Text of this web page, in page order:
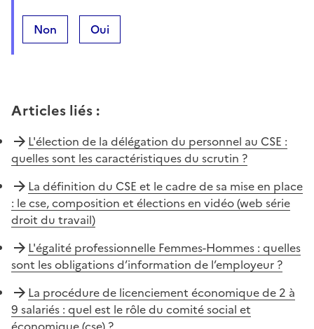
Non Oui
Articles liés :
L'élection de la délégation du personnel au CSE :
quelles sont les caractéristiques du scrutin ?
La définition du CSE et le cadre de sa mise en place
: le cse, composition et élections en vidéo (web série
droit du travail)
L'égalité professionnelle Femmes-Hommes : quelles
sont les obligations d’information de l’employeur ?
La procédure de licenciement économique de 2 à
9 salariés : quel est le rôle du comité social et